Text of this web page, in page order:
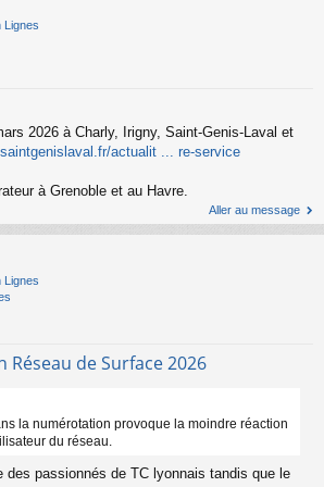
Lignes
2026 à Charly, Irigny, Saint-Genis-Laval et
actualit ... re-service
à Grenoble et au Havre.
Aller au message
Lignes
Réseau de Surface 2026
la numérotation provoque la moindre réaction
du réseau.
des passionnés de TC lyonnais tandis que le